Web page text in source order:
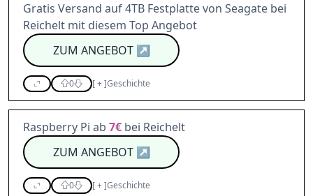
Gratis Versand auf 4TB Festplatte von Seagate bei
Reichelt mit diesem Top Angebot
ZUM ANGEBOT↗
0 [+]Geschichte
Raspberry Pi ab 7€ bei Reichelt
ZUM ANGEBOT↗
0 [+]Geschichte